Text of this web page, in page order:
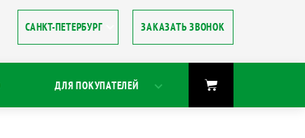
ЗАКАЗАТЬ ЗВОНОК
ДЛЯ ПОКУПАТЕЛЕЙ